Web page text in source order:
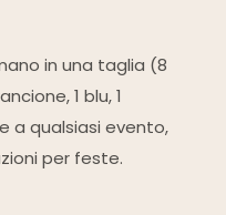
in una taglia (8
1 blu, 1
a qualsiasi evento,
per feste.